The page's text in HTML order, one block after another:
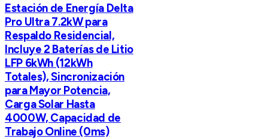
Estación de Energía Delta
Pro Ultra 7.2kW para
Respaldo Residencial,
Incluye 2 Baterías de Litio
LFP 6kWh (12kWh
Totales), Sincronización
para Mayor Potencia,
Carga Solar Hasta
4000W, Capacidad de
Trabajo Online (0ms)